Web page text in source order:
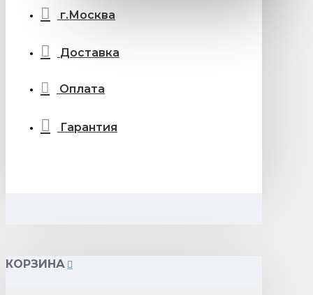
г.Москва
Доставка
Оплата
Гарантия
КОРЗИНА